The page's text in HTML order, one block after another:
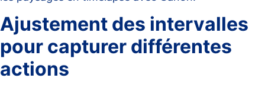
Ajustement des intervalles
pour capturer différentes
actions